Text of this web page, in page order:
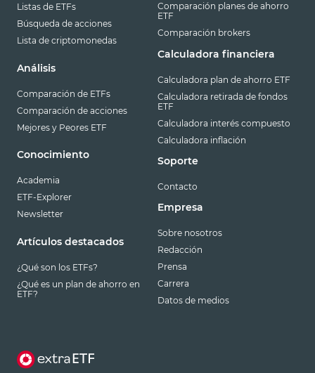
Listas de ETFs
Búsqueda de acciones
Lista de criptomonedas
Análisis
Comparación de ETFs
Comparación de acciones
Mejores y Peores ETF
Conocimiento
Academia
ETF-Explorer
Newsletter
Artículos destacados
¿Qué son los ETFs?
¿Qué es un plan de ahorro en
ETF?
Comparación planes de ahorro
ETF
Comparación brokers
Calculadora financiera
Calculadora plan de ahorro ETF
Calculadora retirada de fondos
ETF
Calculadora interés compuesto
Calculadora inflación
Soporte
Contacto
Empresa
Sobre nosotros
Redacción
Prensa
Carrera
Datos de medios